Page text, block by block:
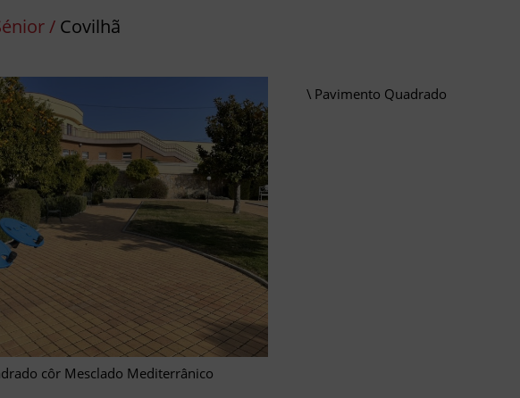
/Covilhã
côr Mesclado Mediterrânico
Pavimento Quadrado